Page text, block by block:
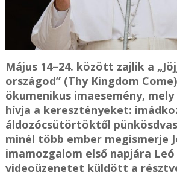
Május 14–24. között zajlik a
országod” (Thy Kingdom
ökumenikus imaesemény,
hívja a keresztényeket:
áldozócsütörtöktől
minél több ember megismerje
imamozgalom első napjára Leó
videoüzenetet küldött a